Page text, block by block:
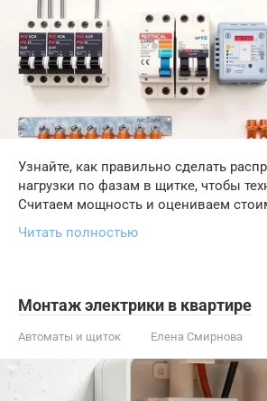
Узнайте, как правильно сделать
нагрузки по фазам в щитке, чтобы
Считаем мощность и оцениваем
Читать полностью
Монтаж электрики в квартире
Автоматы и щиток Елена Смирнова